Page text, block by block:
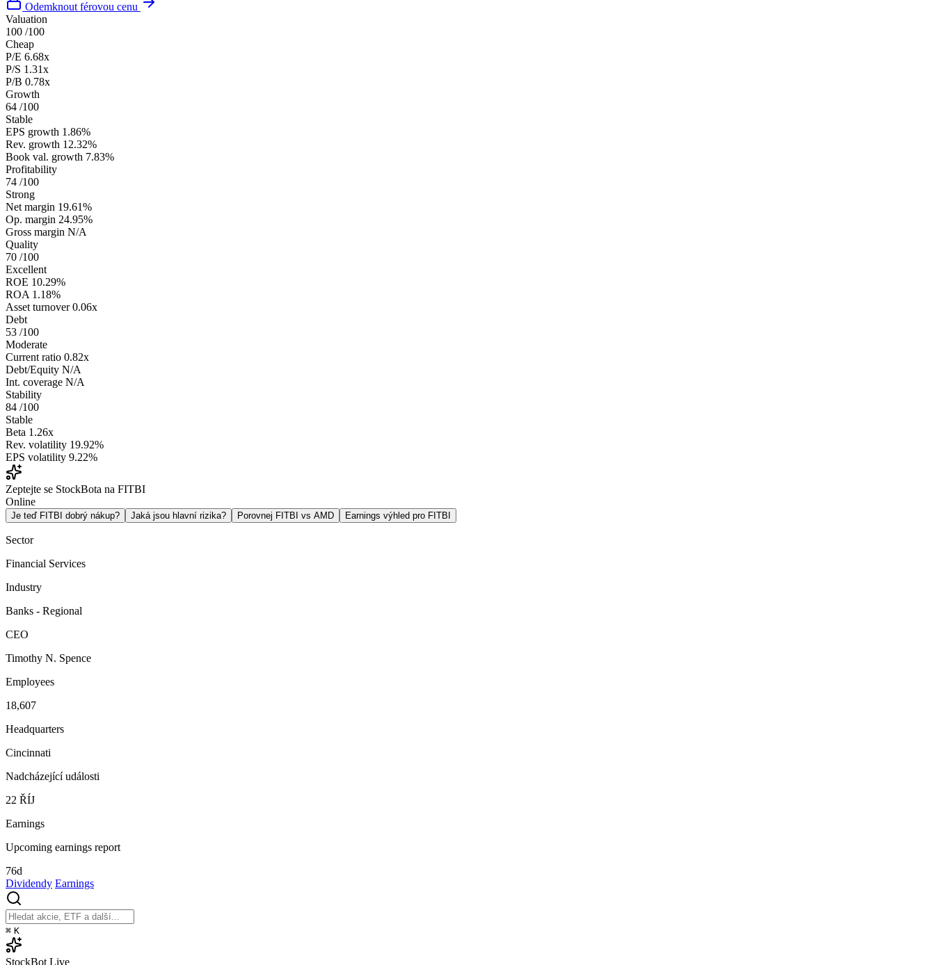
Odemknout férovou cenu
Valuation
100 /100
Cheap
P/E 6.68x
P/S 1.31x
P/B 0.78x
Growth
64 /100
Stable
EPS growth 1.86%
Rev. growth 12.32%
Book val. growth 7.83%
Profitability
74 /100
Strong
Net margin 19.61%
Op. margin 24.95%
Gross margin N/A
Quality
70 /100
Excellent
ROE 10.29%
ROA 1.18%
Asset turnover 0.06x
Debt
53 /100
Moderate
Current ratio 0.82x
Debt/Equity N/A
Int. coverage N/A
Stability
84 /100
Stable
Beta 1.26x
Rev. volatility 19.92%
EPS volatility 9.22%
Zeptejte se StockBota na FITBI
Online
Je teď FITBI dobrý nákup? Jaká jsou hlavní rizika? Porovnej FITBI vs AMD Earnings výhled pro FITBI
Sector
Financial Services
Industry
Banks - Regional
CEO
Timothy N. Spence
Employees
18,607
Headquarters
Cincinnati
Nadcházející události
22 ŘÍJ
Earnings
Upcoming earnings report
76d
Dividendy Earnings
⌘ K
StockBot Live